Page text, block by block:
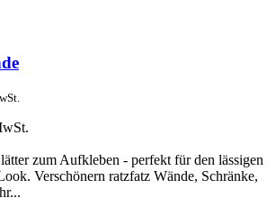
zum Aufkleben - perfekt für den lässigen
Verschönern ratzfatz Wände, Schränke,